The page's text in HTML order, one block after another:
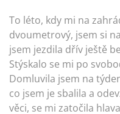
To léto, kdy mi na
dvoumetrový, jsem si
jsem jezdila dřív ještě
Stýskalo se mi po
Domluvila jsem na
co jsem je sbalila a
věci, se mi zatočila